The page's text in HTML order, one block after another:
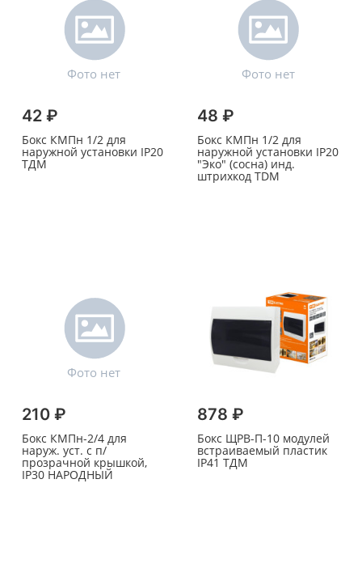
42 ₽
Бокс КМПн 1/2 для
наружной установки IP20
ТДМ
48 ₽
Бокс КМПн 1/2 для
наружной установки IP20
"Эко" (сосна) инд.
штрихкод TDM
210 ₽
Бокс КМПн-2/4 для
наруж. уст. с п/
прозрачной крышкой,
IP30 НАРОДНЫЙ
878 ₽
Бокс ЩРВ-П-10 модулей
встраиваемый пластик
IP41 ТДМ